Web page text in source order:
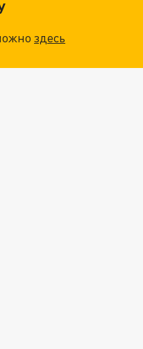
здесь